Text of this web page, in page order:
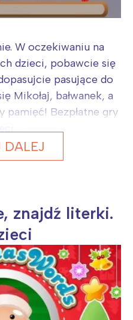
W oczekiwaniu na
dzieci, pobawcie się
pasujące do
Mikołaj, bałwanek, a
pamięć! Bezpłatne gry
DALEJ
znajdź literki.